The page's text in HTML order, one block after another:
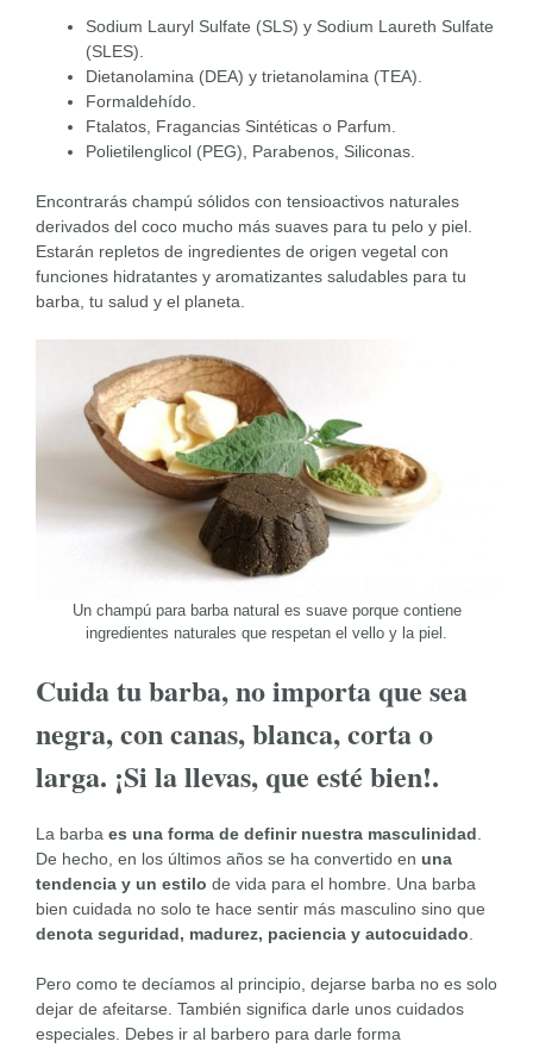
Sodium Lauryl Sulfate (SLS) y Sodium Laureth Sulfate
(SLES).
Dietanolamina (DEA) y trietanolamina (TEA).
Formaldehído.
Ftalatos, Fragancias Sintéticas o Parfum.
Polietilenglicol (PEG), Parabenos, Siliconas.
Encontrarás champú sólidos con tensioactivos naturales
derivados del coco mucho más suaves para tu pelo y piel.
Estarán repletos de ingredientes de origen vegetal con
funciones hidratantes y aromatizantes saludables para tu
barba, tu salud y el planeta.
Un champú para barba natural es suave porque contiene
ingredientes naturales que respetan el vello y la piel.
Cuida tu barba, no importa que sea
negra, con canas, blanca, corta o
larga. ¡Si la llevas, que esté bien!.
La barba es una forma de definir nuestra masculinidad
De hecho, en los últimos años se ha convertido en una
tendencia y un estilo de vida para el hombre. Una barba
bien cuidada no solo te hace sentir más masculino sino que
denota seguridad, madurez, paciencia y autocuidado
Pero como te decíamos al principio, dejarse barba no es solo
dejar de afeitarse. También significa darle unos cuidados
especiales. Debes ir al barbero para darle forma